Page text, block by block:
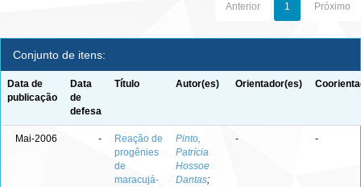
Anterior 1 Próximo
Conjunto de itens:
Data de
publicação
Data
de
defesa
Título Autor(es) Orientador(es)
Mai-2006 -
Reação de
progênies
de
maracujá-
Pinto,
Patrícia
Hossoe
Dantas;
- -